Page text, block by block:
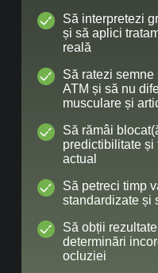
Să interpretezi
și să aplici
reală
Să ratezi
ATM și să nu
musculare și
Să rămâi
predictibilitate și
actual
Să petreci timp
standardizate și
Să obții
determinări
ocluziei